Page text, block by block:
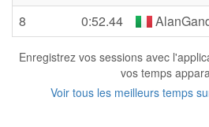
8
0:52.44
Enregistrez vos sessions avec
vos temps
Voir tous les meilleurs temps